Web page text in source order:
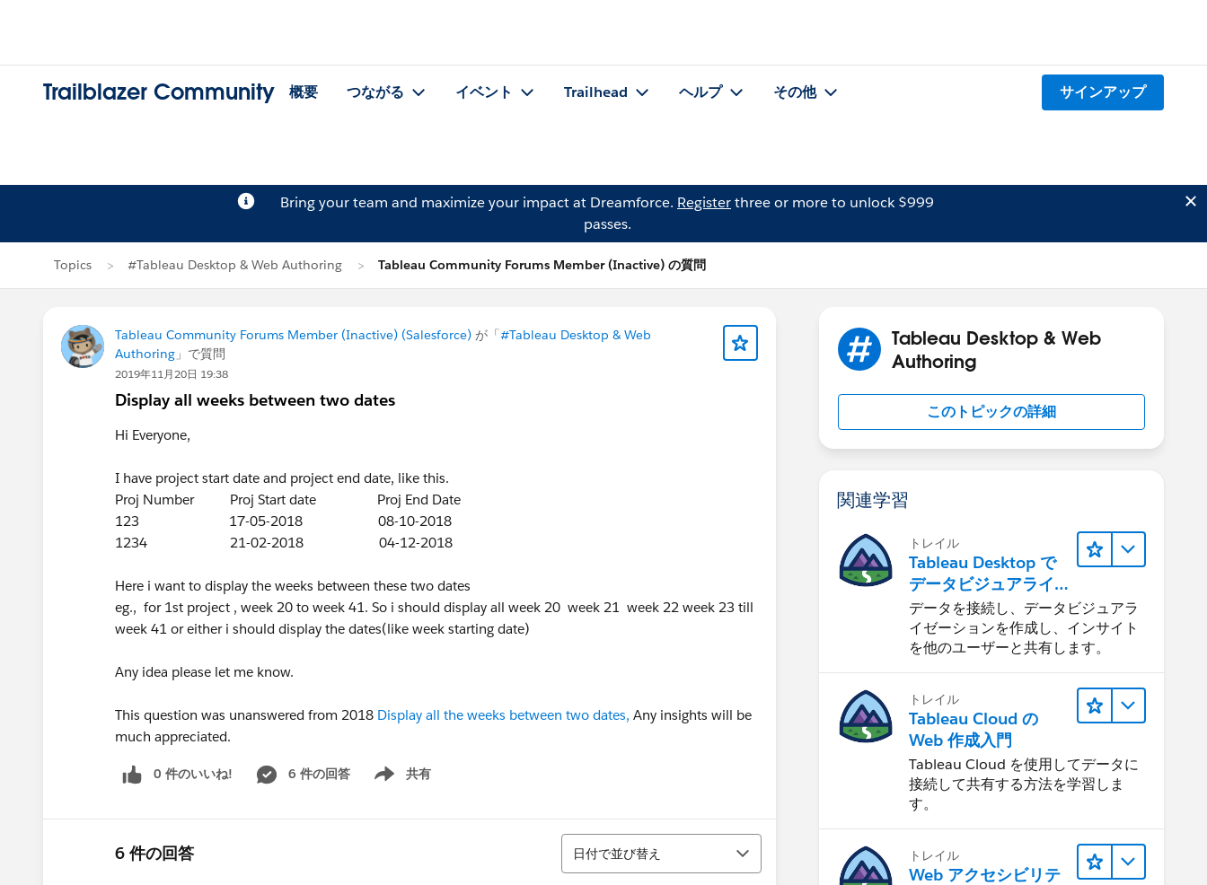
Trailblazer Community 概要 つながる イベント Trailhead ヘルプ その他 サインアップ
Bring your team and maximize your impact at Dreamforce. Registerthree or more to unlock $999
passes.
Topics #Tableau Desktop & Web Authoring Tableau Community Forums Member (Inactive) の質問
Tableau Community Forums Member (Inactive) (Salesforce) が「#Tableau Desktop & Web
Authoring 」で質問
2019年11月20日 19:38
Display all weeks between two dates
Hi Everyone,
I have project start date and project end date, like this.
Proj Number Proj Start date Proj End Date
123 17-05-2018 08-10-2018
1234 21-02-2018 04-12-2018
Here i want to display the weeks between these two dates
eg., for 1st project , week 20 to week 41. So i should display all week 20 week 21 week 22 week 23 till
week 41 or either i should display the dates(like week starting date)
Any idea please let me know.
This question was unanswered from 2018 Display all the weeks between two dates, Any insights will be
much appreciated.
0 件のいいね! 6 件の回答 共有
Show menu
6 件の回答
並び替え
日付で並び替え
Tableau Desktop & Web
Authoring
このトピックの詳細
関連学習
トレイル
Tableau Desktop で
データビジュアライ
ゼーションをはじめ
る
データを接続し、データビジュアラ
イゼーションを作成し、インサイト
を他のユーザーと共有します。
トレイル
Tableau Cloud の
Web 作成入門
Tableau Cloud を使用してデータに
接続して共有する方法を学習しま
す。
トレイル
Web アクセシビリテ